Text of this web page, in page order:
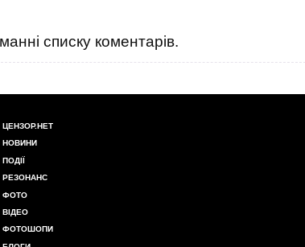
списку коментарів.
ЦЕНЗОР.НЕТ
НОВИНИ
ПОДІЇ
РЕЗОНАНС
ФОТО
ВІДЕО
ФОТОШОПИ